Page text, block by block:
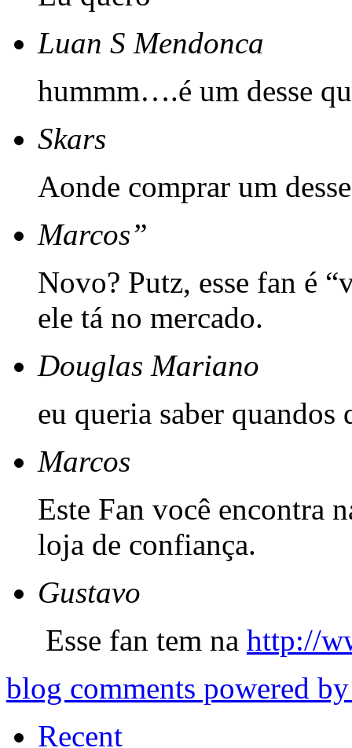
Luan S Mendonca
hummm….é um desse
Skars
Aonde comprar um
Marcos”
Novo? Putz, esse fan é
ele tá no mercado.
Douglas Mariano
eu queria saber quandos
Marcos
Este Fan você encontra
loja de confiança.
Gustavo
Esse fan tem na http://
blog comments powered
Recent